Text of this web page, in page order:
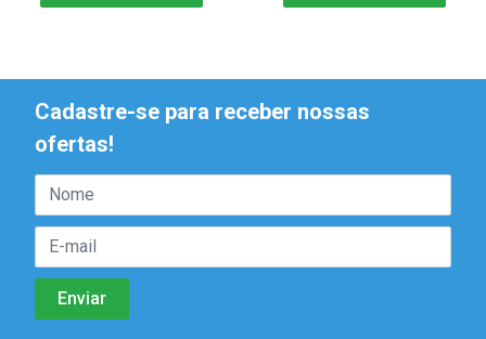
Cadastre-se para receber nossas
ofertas!